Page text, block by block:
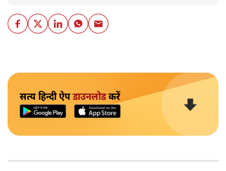
सत्य हिन्दी ऐपडाउनलोडकरें